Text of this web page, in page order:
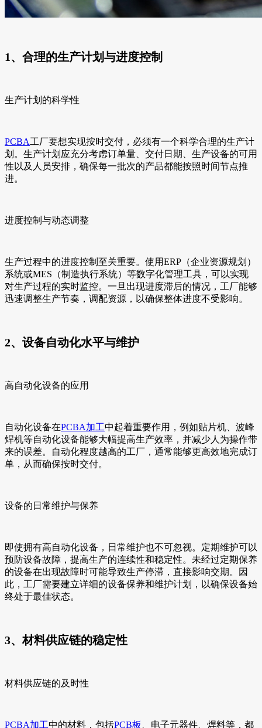
1、合理的生产计划与进度控制
生产计划的科学性
PCBA工厂要想实现按时交付，必须有一个科学合理的生产计
划。生产计划应充分考虑订单量、交付日期、生产设备的可用
性以及人员安排，确保每一批次的产品都能按照时间节点推
进。
进度控制与动态调整
生产过程中的进度控制至关重要。使用ERP（企业资源规划）
系统或MES（制造执行系统）等数字化管理工具，可以实现
对生产过程的实时监控。一旦出现进度滞后的情况，工厂能够
迅速调整生产节奏，调配资源，以确保整体进度不受影响。
2、设备自动化水平与维护
高自动化设备的应用
自动化设备在PCBA加工中起着重要作用，例如贴片机、波峰
焊机等自动化设备能够大幅提高生产效率，并减少人为操作带
来的误差。自动化程度越高的工厂，通常能够更高效地完成订
单，从而确保按时交付。
设备的日常维护与保养
即使拥有高自动化设备，日常维护也不可忽视。定期维护可以
预防设备故障，提高生产的连续性和稳定性。未经过定期保养
的设备在出现故障时可能导致生产停滞，直接影响交期。因
此，工厂需要建立详细的设备保养和维护计划，以确保设备始
终处于最佳状态。
3、材料供应链的稳定性
材料供应链的及时性
PCBA加工中的材料，包括PCB板 、电子元器件、焊料等，都